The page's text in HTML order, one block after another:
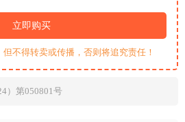
立即购买
不得转卖或传播，否则将追究责任！
）第050801号